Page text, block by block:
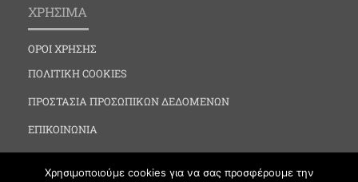
ΧΡΗΣΙΜΑ
ΟΡΟΙ ΧΡΗΣΗΣ
ΠΟΛΙΤΙΚΗ COOKIES
ΠΡΟΣΤΑΣΙΑ ΠΡΟΣΩΠΙΚΩΝ ΔΕΔΟΜΕΝΩΝ
ΕΠΙΚΟΙΝΩΝΙΑ
Χρησιμοποιούμε cookies για να σας προσφέρουμε την